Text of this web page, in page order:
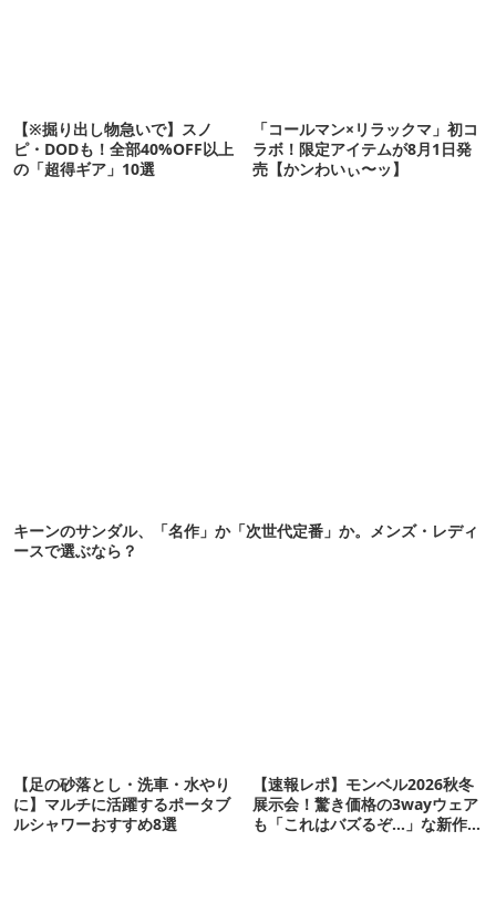
【※掘り出し物急いで】スノ
ピ・DODも！全部40%OFF以上
の「超得ギア」10選
「コールマン×リラックマ」初コ
ラボ！限定アイテムが8月1日発
売【かンわいぃ〜ッ】
キーンのサンダル、「名作」か「次世代定番」か。メンズ・レディ
ースで選ぶなら？
【足の砂落とし・洗車・水やり
に】マルチに活躍するポータブ
ルシャワーおすすめ8選
【速報レポ】モンベル2026秋冬
展示会！驚き価格の3wayウェア
も「これはバズるぞ…」な新作